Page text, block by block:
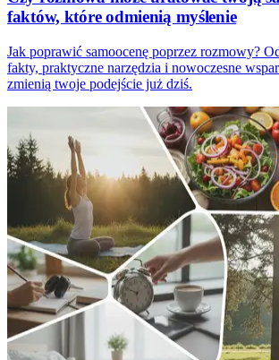
faktów, które odmienią myślenie
Jak poprawić samoocenę poprzez rozmowy?
fakty, praktyczne narzędzia i nowoczesne
zmienią twoje podejście już dziś.